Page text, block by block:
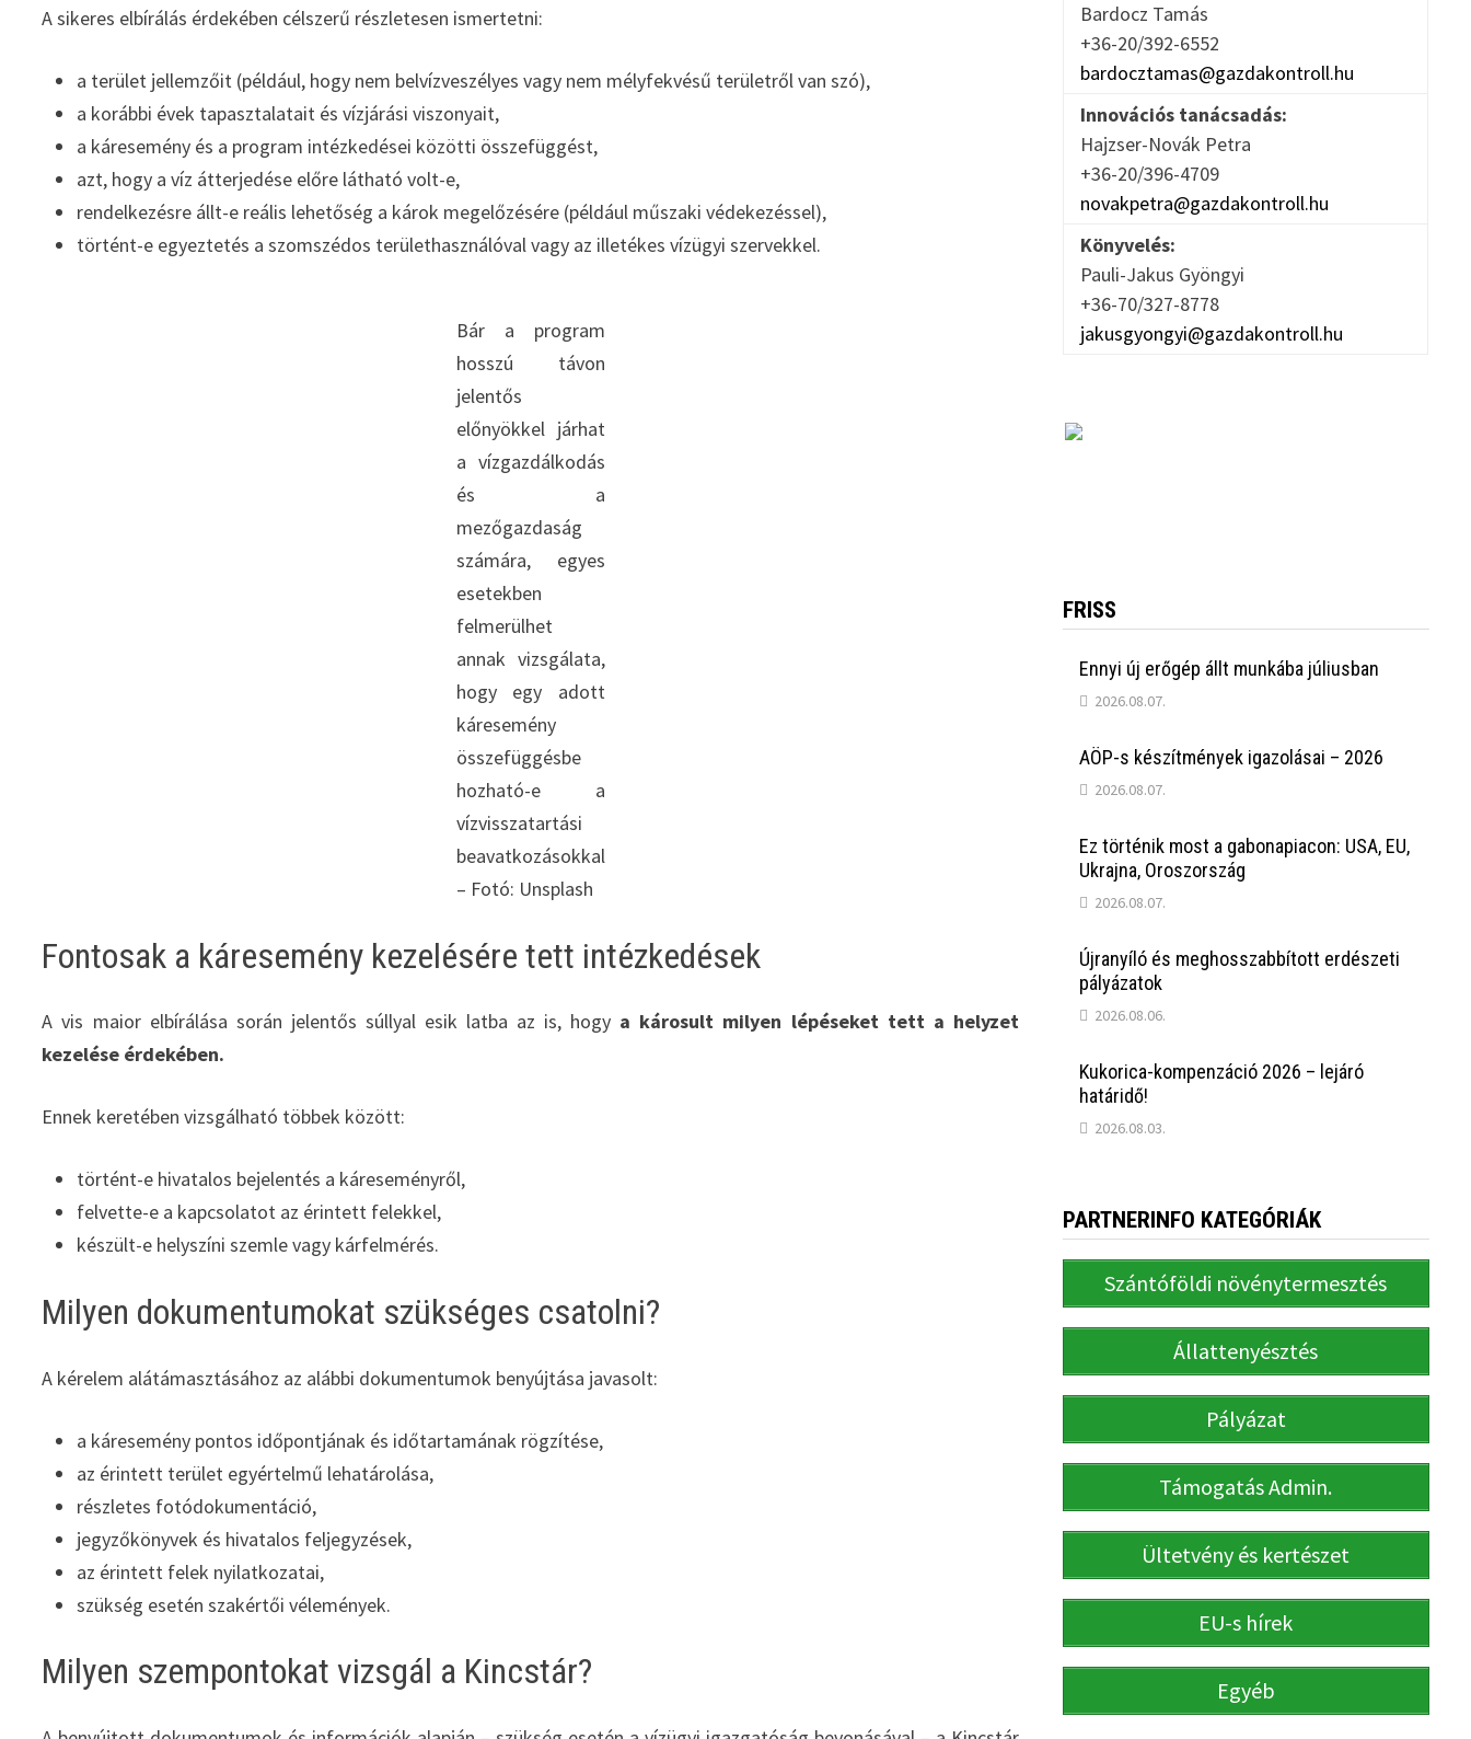
A sikeres elbírálás érdekében célszerű részletesen ismertetni:
a terület jellemzőit (például, hogy nem belvízveszélyes vagy nem mélyfekvésű területről van szó),
a korábbi évek tapasztalatait és vízjárási viszonyait,
a káresemény és a program intézkedései közötti összefüggést,
azt, hogy a víz átterjedése előre látható volt-e,
rendelkezésre állt-e reális lehetőség a károk megelőzésére (például műszaki védekezéssel),
történt-e egyeztetés a szomszédos területhasználóval vagy az illetékes vízügyi szervekkel.
Bár a program
hosszú távon
jelentős
előnyökkel járhat
a vízgazdálkodás
és a
mezőgazdaság
számára, egyes
esetekben
felmerülhet
annak vizsgálata,
hogy egy adott
káresemény
összefüggésbe
hozható-e a
vízvisszatartási
beavatkozásokkal
– Fotó: Unsplash
Fontosak a káresemény kezelésére tett intézkedések
A vis maior elbírálása során jelentős súllyal esik latba az is, hogy a károsult milyen lépéseket tett a helyzet
kezelése érdekében.
Ennek keretében vizsgálható többek között:
történt-e hivatalos bejelentés a káreseményről,
felvette-e a kapcsolatot az érintett felekkel,
készült-e helyszíni szemle vagy kárfelmérés.
Milyen dokumentumokat szükséges csatolni?
A kérelem alátámasztásához az alábbi dokumentumok benyújtása javasolt:
a káresemény pontos időpontjának és időtartamának rögzítése,
az érintett terület egyértelmű lehatárolása,
részletes fotódokumentáció,
jegyzőkönyvek és hivatalos feljegyzések,
az érintett felek nyilatkozatai,
szükség esetén szakértői vélemények.
Milyen szempontokat vizsgál a Kincstár?
Bardocz Tamás
+36-20/392-6552
bardocztamas@gazdakontroll.hu
Innovációs tanácsadás:
Hajzser-Novák Petra
+36-20/396-4709
novakpetra@gazdakontroll.hu
Könyvelés:
Pauli-Jakus Gyöngyi
+36-70/327-8778
jakusgyongyi@gazdakontroll.hu
FRISS
Ennyi új erőgép állt munkába júliusban
2026.08.07.
AÖP-s készítmények igazolásai – 2026
2026.08.07.
Ez történik most a gabonapiacon: USA, EU,
Ukrajna, Oroszország
2026.08.07.
Újranyíló és meghosszabbított erdészeti
pályázatok
2026.08.06.
Kukorica-kompenzáció 2026 – lejáró
határidő!
2026.08.03.
PARTNERINFO KATEGÓRIÁK
Szántóföldi növénytermesztés
Állattenyésztés
Pályázat
Támogatás Admin.
Ültetvény és kertészet
EU-s hírek
Egyéb